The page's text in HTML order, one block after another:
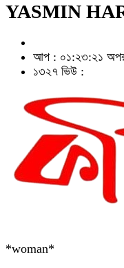
YASMIN
আপ : ০১:২৩:২১
১৩২৭ ভিউ :
*woman*